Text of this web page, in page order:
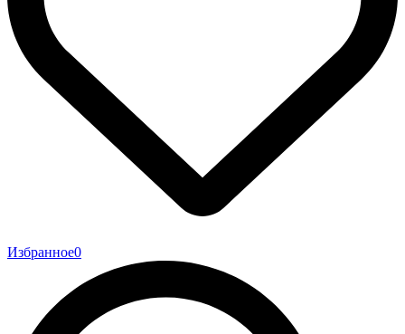
Избранное0